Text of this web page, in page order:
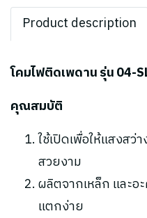
Product description
โคมไฟติดเพดาน รุ่น 04-
คุณสมบัติ
ใช้เปิดเพื่อให้แสงส
สวยงาม
ผลิตจากเหล็ก และ
แตกง่าย